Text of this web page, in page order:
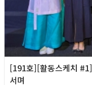
[191호][활동스케치
서며